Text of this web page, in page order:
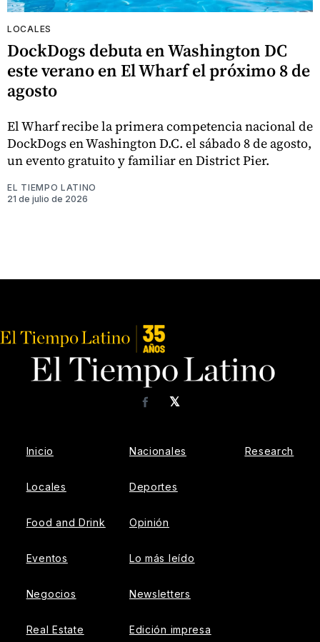
LOCALES
DockDogs debuta en Washington DC
este verano en El Wharf el próximo 8 de
agosto
El Wharf recibe la primera competencia nacional de
DockDogs en Washington D.C. el sábado 8 de agosto,
un evento gratuito y familiar en District Pier.
EL TIEMPO LATINO
21 de julio de 2026
𝕏
Facebook
Inicio
Locales
Food and Drink
Eventos
Negocios
Real Estate
Nacionales
Deportes
Opinión
Lo más leído
Newsletters
Edición impresa
Research